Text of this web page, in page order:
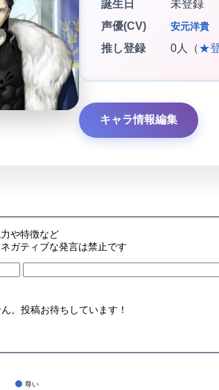
誕生日
未登録
声優(CV)
安元洋貴
推し登録 0人（★
キャラ情報編集
や特徴など
ガティブな発言は禁止です
。投稿お待ちしています！
尊い